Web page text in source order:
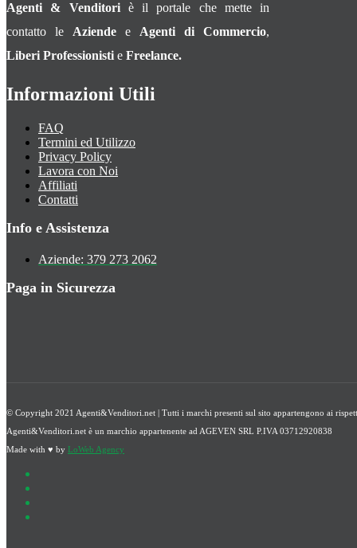
Agenti & Venditoriè il portale che mette in
contatto le Aziende e Agenti di Commercio,
Liberi Professionisti e Freelance.
Informazioni Utili
FAQ
Termini ed Utilizzo
Privacy Policy
Lavora con Noi
Affiliati
Contatti
Info e Assistenza
Aziende: 379 273 2062
Paga in Sicurezza
© Copyright 2021 Agenti&Venditori.net | Tutti i marchi presenti sul sito appartengono ai
Agenti&Venditori.net è un marchio appartenente ad AGEVEN SRL P.IVA 03712920838
Made with ♥ by LoWeb Agency